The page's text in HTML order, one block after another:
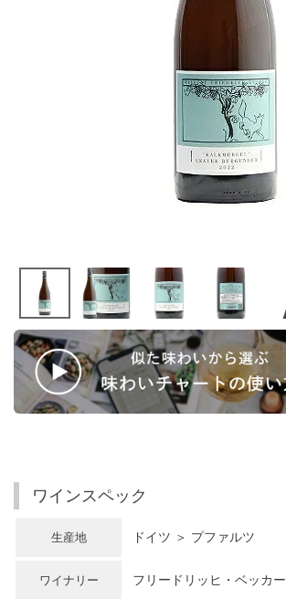
ワインスペック
生産地 ドイツ ＞ プファルツ
ワイナリー フリードリッヒ・ベッカー